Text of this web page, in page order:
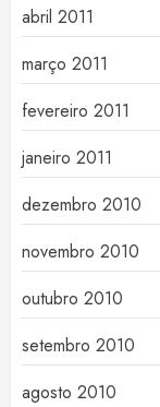
abril 2011
março 2011
fevereiro 2011
janeiro 2011
dezembro 2010
novembro 2010
outubro 2010
setembro 2010
agosto 2010